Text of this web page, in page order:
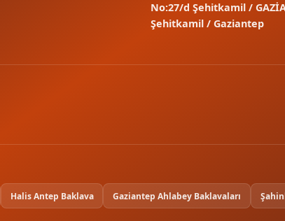
No:27/d Şehitkamil /
Şehitkamil / Gaziantep
Halis Antep Baklava Gaziantep Ahlabey Baklavaları